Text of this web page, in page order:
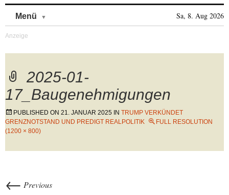
Menü Sa, 8. Aug 2026
2025-01-
17_Baugenehmigungen
PUBLISHED ON 21. JANUAR 2025 IN TRUMP VERKÜNDET
GRENZNOTSTAND UND PREDIGT REALPOLITIK
FULL RESOLUTION
(1200 × 800)
← Previous